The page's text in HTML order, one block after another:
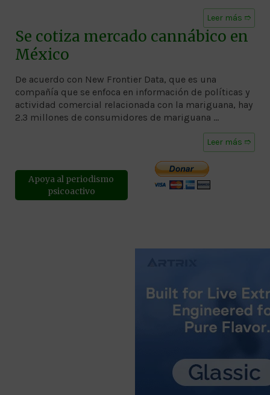
Leer más ➱
Se cotiza mercado cannábico en
México
De acuerdo con New Frontier Data, que es una
compañía que se enfoca en información de políticas y
actividad comercial relacionada con la mariguana, hay
2.3 millones de consumidores de mariguana …
Leer más ➱
Apoya al periodismo
psicoactivo